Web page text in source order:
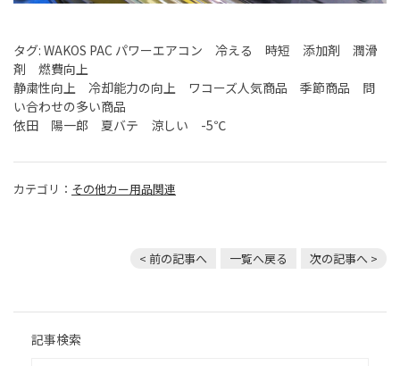
タグ: WAKOS PAC パワーエアコン 冷える 時短 添加剤 潤滑
剤 燃費向上
静粛性向上 冷却能力の向上 ワコーズ人気商品 季節商品 問
い合わせの多い商品
依田 陽一郎 夏バテ 涼しい -5℃
カテゴリ： その他カー用品関連
< 前の記事へ 一覧へ戻る 次の記事へ >
記事検索